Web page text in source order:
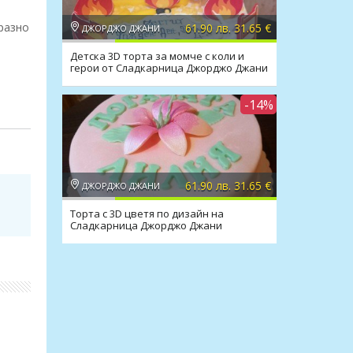
ДЖОРДЖО ДЖАНИ 61.90 лв. 31.65 €
Детска 3D торта за момче с коли и
герои от Сладкарница Джорджо Джани
-14%
ДЖОРДЖО ДЖАНИ 61.90 лв. 31.65 €
Торта с 3D цветя по дизайн на
Сладкарница Джорджо Джани